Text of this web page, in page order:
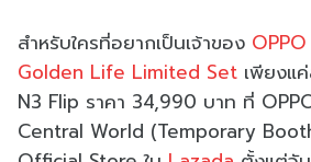
สำหรับใครที่อยากเป็นเจ้าของ
Golden Life Limited Set เพียงแ
N3 Flip ราคา 34,990 บาท ที่
Central World (Temporary